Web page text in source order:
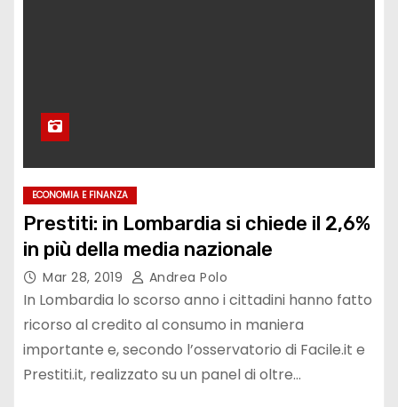
ECONOMIA E FINANZA
Prestiti: in Lombardia si chiede il 2,6%
in più della media nazionale
Mar 28, 2019 Andrea Polo
In Lombardia lo scorso anno i cittadini hanno fatto
ricorso al credito al consumo in maniera
importante e, secondo l’osservatorio di Facile.it e
Prestiti.it, realizzato su un panel di oltre…